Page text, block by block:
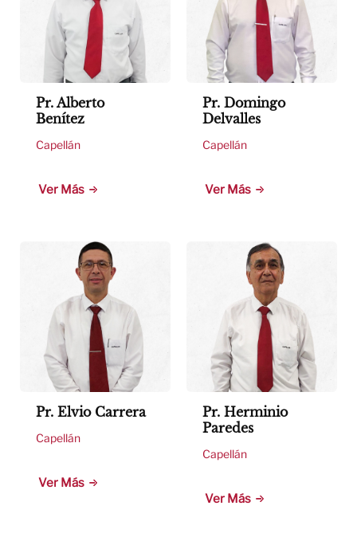
Pr. Alberto
Benítez
Capellán
Ver Más
Pr. Domingo
Delvalles
Capellán
Ver Más
Pr. Elvio Carrera
Capellán
Ver Más
Pr. Herminio
Paredes
Capellán
Ver Más